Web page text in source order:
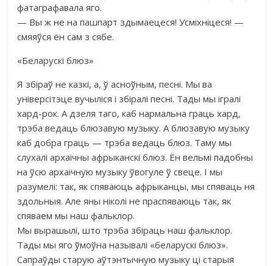
фатаграфавала яго.
— Вы ж не на пашпарт здымаецеся! Усміхніцеся! —
смяяўся ён сам з сябе.
«Беларускі блюз»
Я збіраў не казкі, а, ў асноўным, песні. Мы ва
універсітэце вучыліся і збіралі песні. Тады мы ігралі
хард-рок. А дзеля таго, каб нармальна граць хард,
трэба ведаць блюзавую музыку. А блюзавую музыку
каб добра граць — трэба ведаць блюз. Таму мы
слухалі архаічны афрыканскі блюз. Ён вельмі падобны
на ўсю архаічную музыку ўвогуле ў свеце. І мы
разумелі: так, як спяваюць афрыканцы, мы спяваць ня
здольныя. Але яны ніколі не праспяваюць так, як
спяваем мы наш фальклор.
Мы вырашылі, што трэба збіраць наш фальклор.
Тады мы яго ўмоўна называлі «беларускі блюз».
Сапраўды старую аўтэнтычную музыку ці старыя